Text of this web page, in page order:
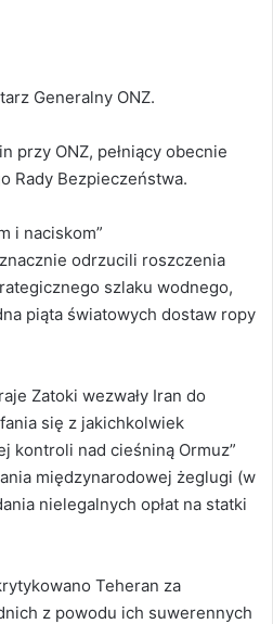
Generalny ONZ.
przy ONZ, pełniący obecnie
Rady Bezpieczeństwa.
i naciskom”
odrzucili roszczenia
szlaku wodnego,
piąta światowych dostaw ropy
Zatoki wezwały Iran do
się z jakichkolwiek
kontroli nad cieśniną Ormuz”
międzynarodowej żeglugi (w
nielegalnych opłat na statki
Teheran za
z powodu ich suwerennych